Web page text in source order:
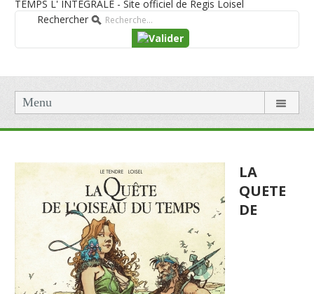
TEMPS L' INTEGRALE - Site officiel de Regis Loisel
Rechercher
Menu
LA
QUETE
DE